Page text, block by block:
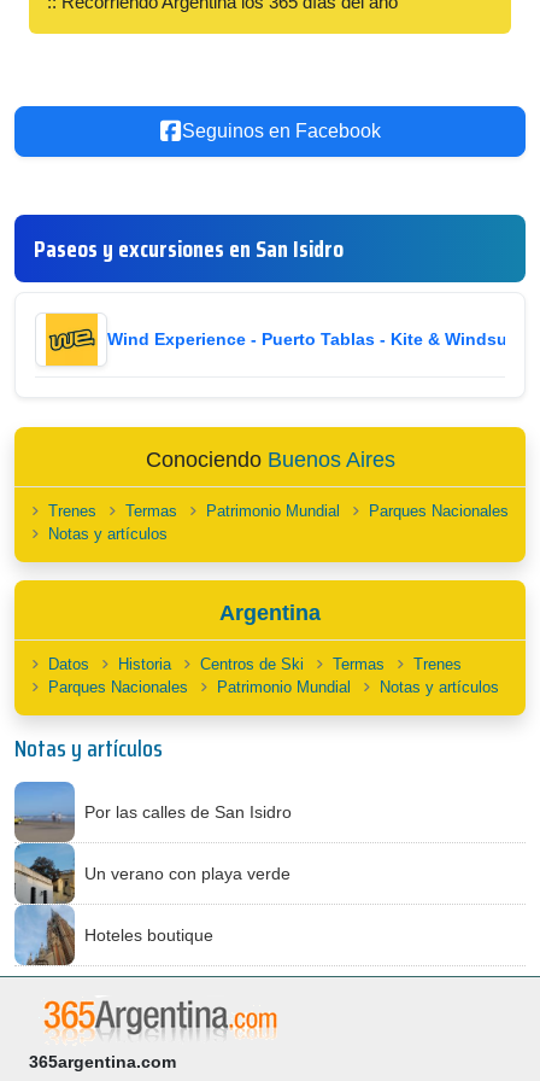
Seguinos en Facebook
Paseos y excursiones en San Isidro
Wind Experience - Puerto Tablas - Kite & Windsurf
Conociendo Buenos Aires
Trenes Termas Patrimonio Mundial
Parques Nacionales
Notas y artículos
Argentina
Datos Historia Centros de Ski Termas
Trenes
Parques Nacionales
Patrimonio Mundial Notas y artículos
Notas y artículos
Por las calles de San Isidro
Un verano con playa verde
Hoteles boutique
365argentina.com